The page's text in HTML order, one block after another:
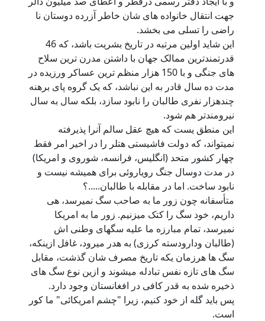
جهت انتقال خانواده های شان خاطر آزرده دوستان نا
راضی را تسلی می بخشد.
این شاید اولین مرتبه در تاریخ بشریت باشد، که 46
قدرتمندترین ممالک جهان با داشتن مدرن ترین سلاح
های جنگی و با 150 هزار منظم ترین عساکر ورزیده در
مدت ده سال قادر به این نباشد، که یک گروه پای برهنه
چندهزار نفری طالبان را نابود سازد، بلکه سال به سال
نیرومندتر هم شود.
این منطق یست که هیچ عقل سالم آنرا پذیرفته
نمیتواند، که دولت فاشیستی هتلر را در اخیر امر فقط
چهار کشور متحد (انگلیس، فرانسه، شوروی و امریکا)
در مدت دوسال جنگ رویاروئی برای همیشه نیست و
نابود ساخت. اما در مقابله با طالبان.....؟
متأسفانه چون زور ما به صاحب سگ نمیرسد، هی
داریم، خود سگ را کتک میزنیم. زور ما به امریکا
نمیرسد، تمام مبارزه ما علیه سگهای وطنی اش
(طالبان ودارودسته کرزی) به هدر میرود، غافل ازینکه،
سگ ها هرزمان یکه تاریخ مصرف شان گذشت، مقابل
سگ های تازه نفس تبادله میشوند و ازین نوع سگ های
ذخیره شده به قدر کافی در افغانستان وجود دارد.
پس باید گله از خود کنیم، زیرا "چشم امریکائی" ما کور
است.